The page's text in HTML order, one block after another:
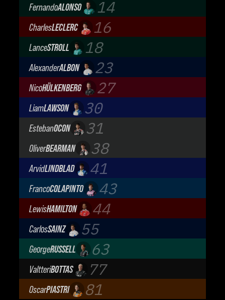
FernandoALONSO 14
Aston Martin Aramco F1 Team
CharlesLECLERC 16
Scuderia Ferrari
LanceSTROLL 18
Aston Martin Aramco F1 Team
AlexanderALBON 23
Atlassian Williams F1 Team
NicoHÜLKENBERG 27
Audi Revolut F1 Team
LiamLAWSON 30
Visa Cash App Racing Bulls
EstebanOCON 31
TGR Haas F1 Team
OliverBEARMAN 38
TGR Haas F1 Team
ArvidLINDBLAD 41
Visa Cash App Racing Bulls
FrancoCOLAPINTO 43
BWT Alpine Formula One Team
LewisHAMILTON 44
Scuderia Ferrari
CarlosSAINZ 55
Atlassian Williams F1 Team
GeorgeRUSSELL 63
Mercedes-AMG Petronas F1 Team
ValtteriBOTTAS 77
Cadillac Formula 1 Team
OscarPIASTRI 81